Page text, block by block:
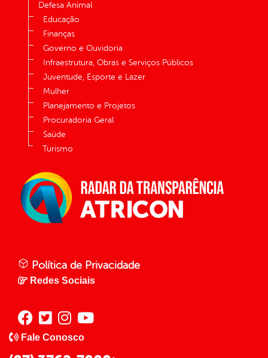
Defesa Animal
Educação
Finanças
Governo e Ouvidoria
Infraestrutura, Obras e Serviços Públicos
Juventude, Esporte e Lazer
Mulher
Planejamento e Projetos
Procuradoria Geral
Saúde
Turismo
Política de Privacidade
Redes Sociais
Fale Conosco